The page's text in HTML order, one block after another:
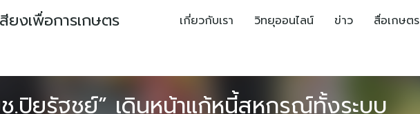
ยงเพื่อการเกษตร เกี่ยวกับเรา วิทยุออนไลน์ ข่าว สื่อเกษตร
.ปิยรัฐชย์” เดินหน้าแก้หนี้สหกรณ์ทั้งระบบ